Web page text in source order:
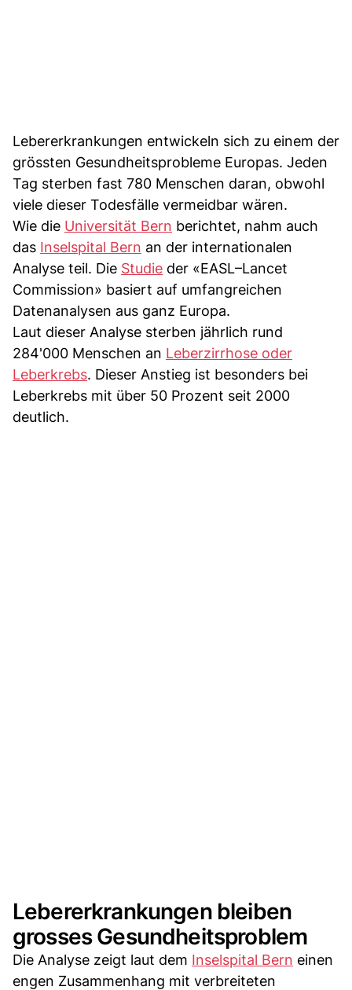
Lebererkrankungen entwickeln sich zu einem der
grössten Gesundheitsprobleme Europas. Jeden
Tag sterben fast 780 Menschen daran, obwohl
viele dieser Todesfälle vermeidbar wären.
Wie die Universität Bern berichtet, nahm auch
das Inselspital Bern an der internationalen
Analyse teil. Die Studie der «EASL–Lancet
Commission» basiert auf umfangreichen
Datenanalysen aus ganz Europa.
Laut dieser Analyse sterben jährlich rund
284'000 Menschen an Leberzirrhose oder
Leberkrebs. Dieser Anstieg ist besonders bei
Leberkrebs mit über 50 Prozent seit 2000
deutlich.
Lebererkrankungen bleiben
grosses Gesundheitsproblem
Die Analyse zeigt laut dem Inselspital Bern einen
engen Zusammenhang mit verbreiteten